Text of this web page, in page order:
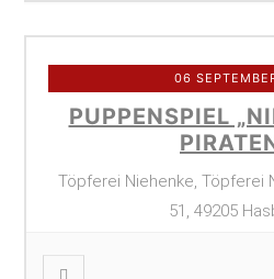
06
PUPPENSPIEL
Töpferei Niehenke, Töpferei
51, 49205